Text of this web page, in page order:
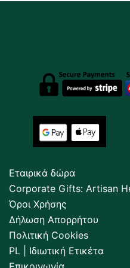
Εταιρικά δώρα
Corporate Gifts: Artisan
Όροι Χρήσης
Δήλωση Απορρήτου
Πολιτική Cookies
PL | Ιδιωτική Ετικέτα